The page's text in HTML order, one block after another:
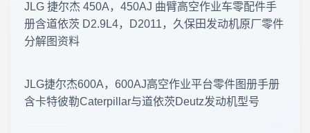
工程机械资料库 · 更新公告 2026年8月5日
工程机械资料库 · 零件图册更新 2026年7月31日 · 最新上线
JLG 捷尔杰 450A，450AJ 曲臂高空作业车零配件手
册含道依茨 D2.9L4，D2011，久保田发动机原厂零件
分解图资料
JLG捷尔杰600A，600AJ高空作业平台零件图册手册
含卡特彼勒Caterpillar与道依茨Deutz发动机型号